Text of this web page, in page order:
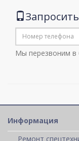
Мы перезвоним
Информация
Ремонт